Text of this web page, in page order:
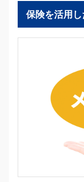
保険を活用